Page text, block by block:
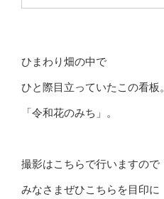
ひまわり畑の中で
ひと際目立っていたこの看板。
「令和花のみち」。
撮影はこちらで行いますので
みなさまぜひこちらを目印に